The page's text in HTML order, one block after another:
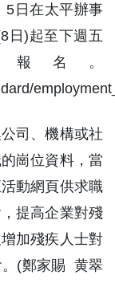
5日在太平辦事
日)起至下週五
名。
司、機構或社
崗位資料，當
動網頁供求職
提高企業對殘
加殘疾人士對
。(鄭家賜 黄翠